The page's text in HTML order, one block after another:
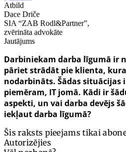
Atbild
Dace Driče
SIA “ZAB Rodl&Partner”,
zvērināta advokāte
Jautājums
Darbiniekam darba līgumā ir
pāriet strādāt pie klienta,
nodarbināts. Šādas
piemēram, IT jomā. Kādi ir
aspekti, un vai darba devējs
iekļaut darba līgumā?
Šis raksts pieejams tikai
Autorizējies